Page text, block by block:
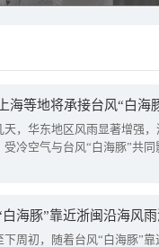
海等地将承接台风“白海
天，华东地区风雨显著增强
受冷空气与台风“白海豚”共同
白海豚”靠近浙闽沿海风
下周初，随着台风“白海豚”